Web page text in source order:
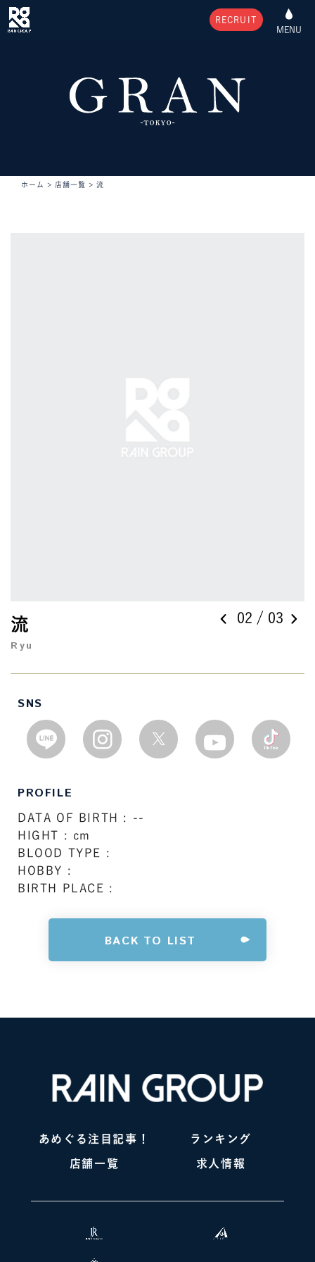
MENU
RECRUIT
ホーム > 店舗一覧 > 流
02 / 03
流
Ryu
SNS
PROFILE
DATA OF BIRTH : --
HIGHT : cm
BLOOD TYPE :
HOBBY :
BIRTH PLACE :
BACK TO LIST
あめぐる注目記事！ ランキング
店舗一覧 求人情報